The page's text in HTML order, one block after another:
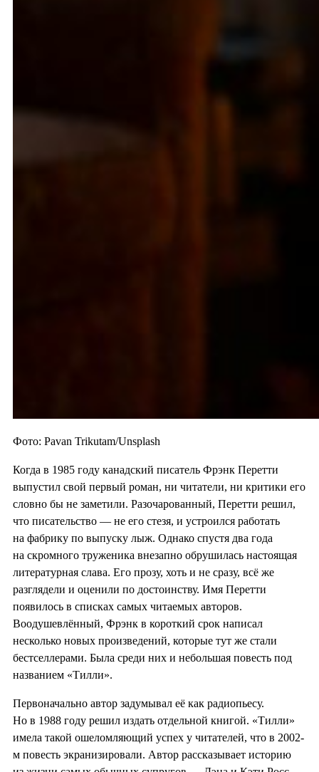
Фото: Pavan Trikutam/Unsplash
Когда в 1985 году канадский писатель Фрэнк Перетти
выпустил свой первый роман, ни читатели, ни критики его
словно бы не заметили. Разочарованный, Перетти решил,
что писательство — не его стезя, и устроился работать
на фабрику по выпуску лыж. Однако спустя два года
на скромного труженика внезапно обрушилась настоящая
литературная слава. Его прозу, хоть и не сразу, всё же
разглядели и оценили по достоинству. Имя Перетти
появилось в списках самых читаемых авторов.
Воодушевлённый, Фрэнк в короткий срок написал
несколько новых произведений, которые тут же стали
бестселлерами. Была среди них и небольшая повесть под
названием «Тилли».
Первоначально автор задумывал её как радиопьесу.
Но в 1988 году решил издать отдельной книгой. «Тилли»
имела такой ошеломляющий успех у читателей, что в 2002-
м повесть экранизировали. Автор рассказывает историю